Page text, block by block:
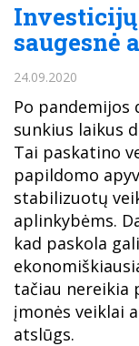
saugesnė
24.09.2020
Po pandemijos
sunkius laikus
Tai paskatino
papildomo
stabilizuotų
aplinkybėms.
kad paskola
tačiau
įmonės veiklai
atslūgs.